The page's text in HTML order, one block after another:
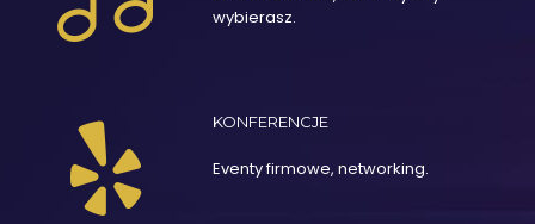
wybierasz.
KONFERENCJE
Eventy firmowe, networking.